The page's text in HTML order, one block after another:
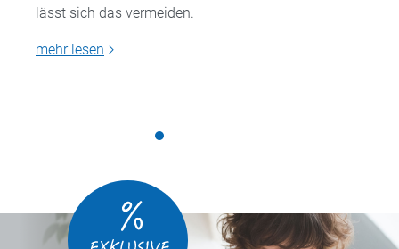
lässt sich das vermeiden.
mehr lesen